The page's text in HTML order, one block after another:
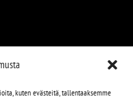
kuten evästeitä, tallentaaksemme